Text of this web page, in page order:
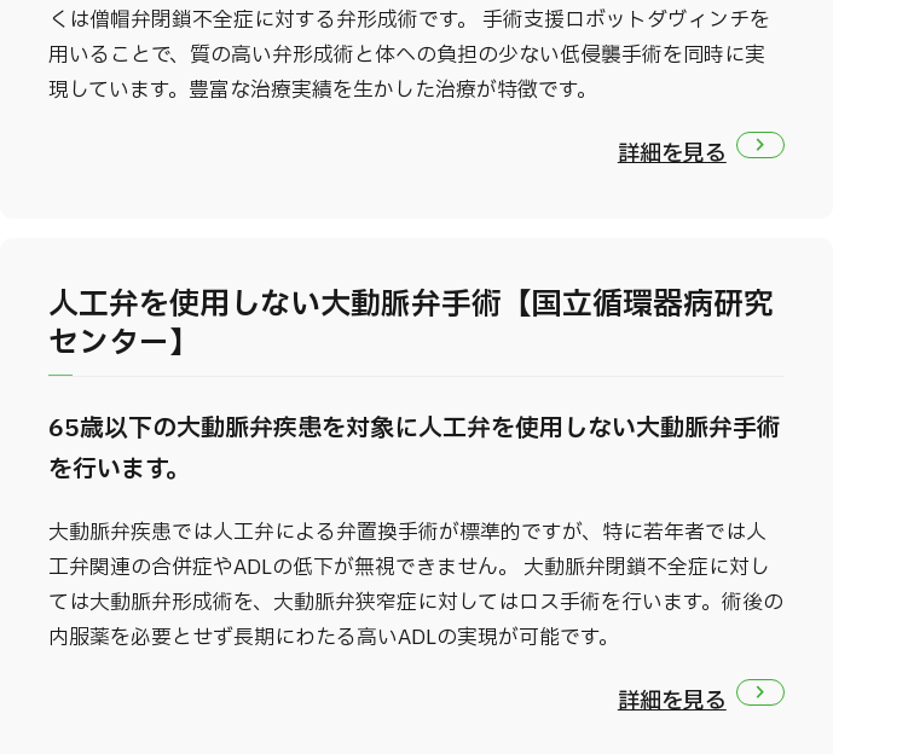
くは僧帽弁閉鎖不全症に対する弁形成術です。 手術支援ロボットダヴィンチを
用いることで、質の高い弁形成術と体への負担の少ない低侵襲手術を同時に実
現しています。豊富な治療実績を生かした治療が特徴です。
詳細を見る
人工弁を使用しない大動脈弁手術【国立循環器病研究
センター】
65歳以下の大動脈弁疾患を対象に人工弁を使用しない大動脈弁手術
を行います。
大動脈弁疾患では人工弁による弁置換手術が標準的ですが、特に若年者では人
工弁関連の合併症やADLの低下が無視できません。 大動脈弁閉鎖不全症に対し
ては大動脈弁形成術を、大動脈弁狭窄症に対してはロス手術を行います。術後の
内服薬を必要とせず長期にわたる高いADLの実現が可能です。
詳細を見る